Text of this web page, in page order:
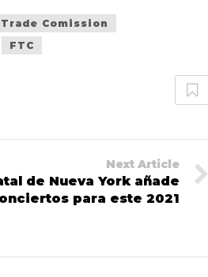
Comission
FTC
Next Article
de Nueva York añade
para este 2021